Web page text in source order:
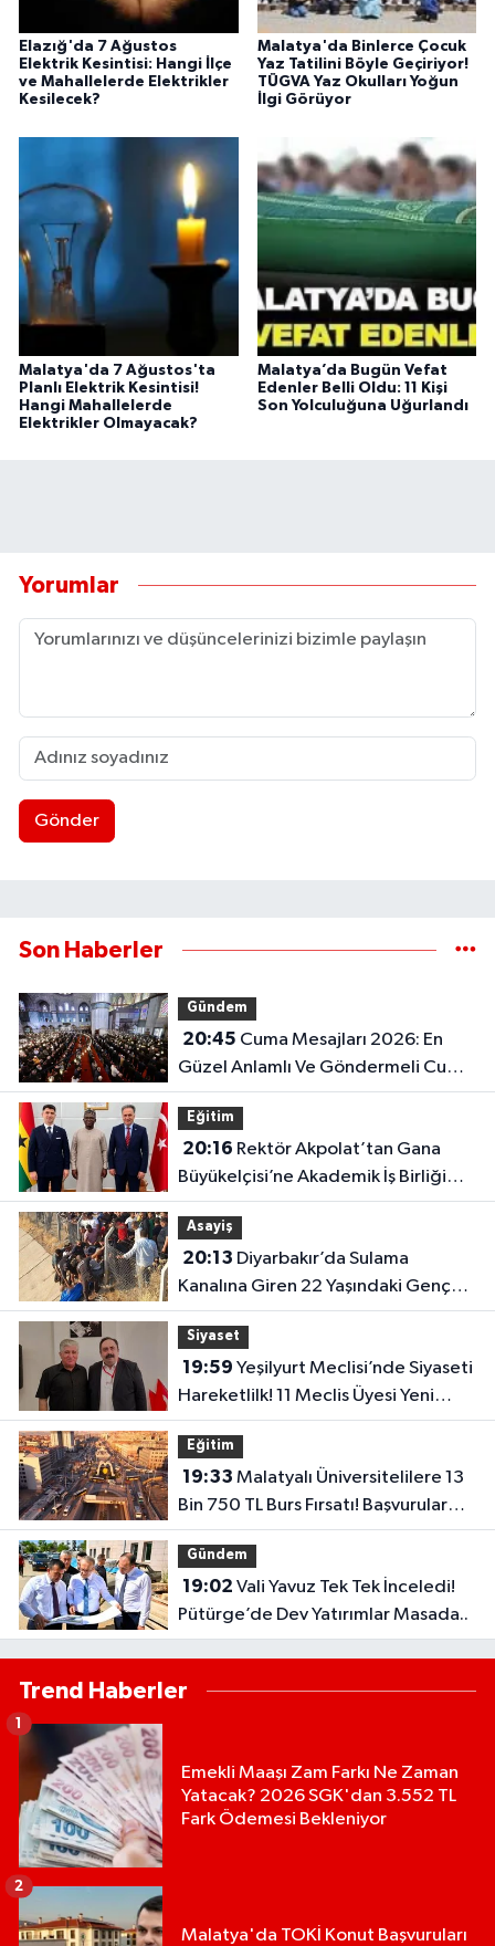
Elazığ'da 7 Ağustos
Elektrik Kesintisi: Hangi İlçe
ve Mahallelerde Elektrikler
Kesilecek?
Malatya'da Binlerce Çocuk
Yaz Tatilini Böyle Geçiriyor!
TÜGVA Yaz Okulları Yoğun
İlgi Görüyor
Malatya'da 7 Ağustos'ta
Planlı Elektrik Kesintisi!
Hangi Mahallelerde
Elektrikler Olmayacak?
Malatya’da Bugün Vefat
Edenler Belli Oldu: 11 Kişi
Son Yolculuğuna Uğurlandı
Yorumlar
Gönder
Son Haberler
Gündem
20:45
Güzel Anlamlı Ve Göndermeli Cuma
Sözleri..
Eğitim
20:16
Büyükelçisi’ne Akademik İş Birliği
Ziyareti!
Asayiş
20:13
Kanalına Giren 22 Yaşındaki Genç
Hayatını Kaybetti!
Siyaset
19:59
Hareketlilk! 11 Meclis Üyesi Yeni
Parti’ye Katıldı..
Eğitim
19:33
Bin 750 TL Burs Fırsatı! Başvurular
Başlıyor...
Gündem
19:02
Pütürge’de Dev Yatırımlar Masada..
Trend Haberler
Emekli Maaşı Zam Farkı Ne Zaman
Yatacak? 2026 SGK'dan 3.552 TL
Fark Ödemesi Bekleniyor
1
Malatya'da TOKİ Konut Başvuruları
2